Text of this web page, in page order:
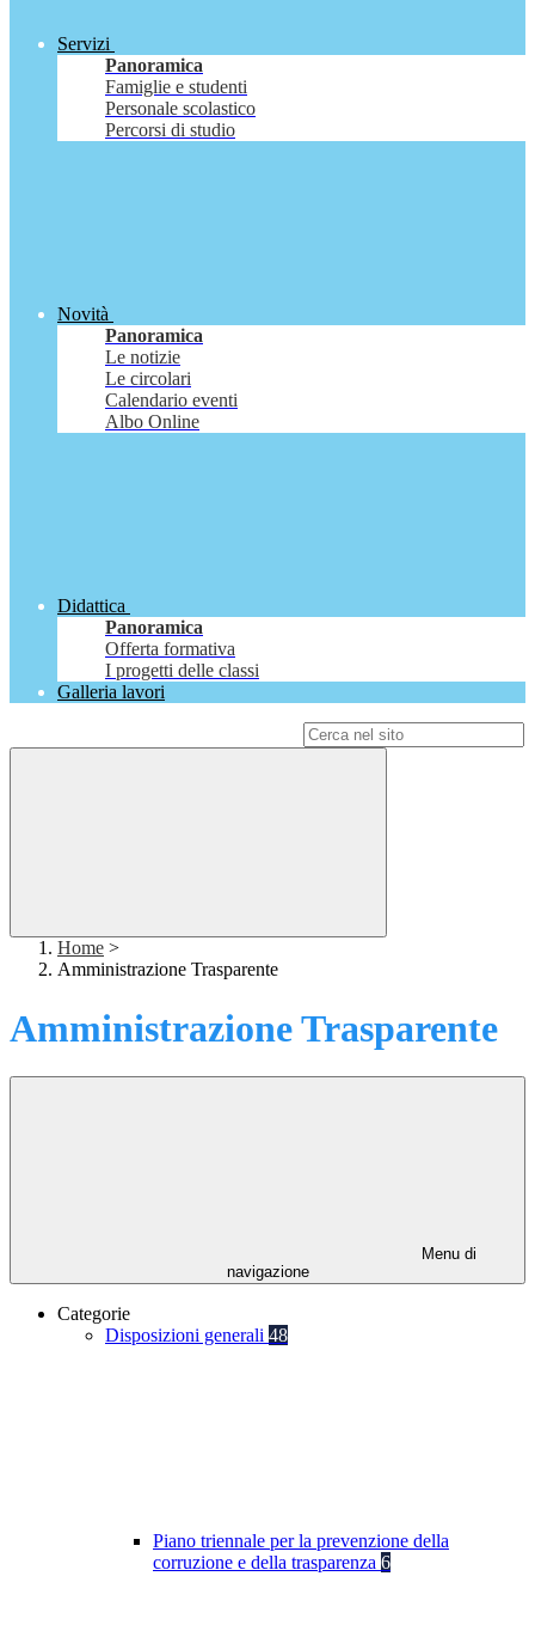
Servizi
Panoramica
Famiglie e studenti
Personale scolastico
Percorsi di studio
Novità
Panoramica
Le notizie
Le circolari
Calendario eventi
Albo Online
Didattica
Panoramica
Offerta formativa
I progetti delle classi
Galleria lavori
Home >
Amministrazione Trasparente
Amministrazione Trasparente
Menu di
navigazione
Categorie
Disposizioni generali 48
Piano triennale per la prevenzione della
corruzione e della trasparenza 6